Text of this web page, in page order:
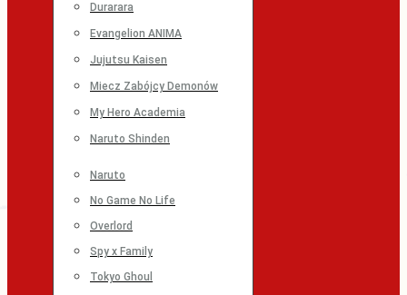
Durarara
Evangelion ANIMA
Jujutsu Kaisen
Miecz Zabójcy Demonów
My Hero Academia
Naruto Shinden
Naruto
No Game No Life
Overlord
Spy x Family
Tokyo Ghoul